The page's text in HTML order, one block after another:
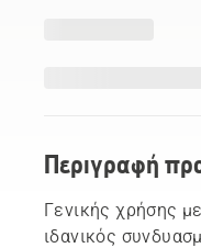
Περιγραφή
Γενικής χρήσης
ιδανικός